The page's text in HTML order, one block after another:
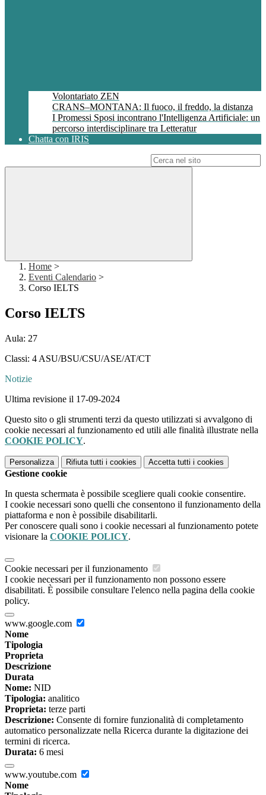
Volontariato ZEN
CRANS–MONTANA: Il fuoco, il freddo, la distanza
I Promessi Sposi incontrano l'Intelligenza Artificiale: un
percorso interdisciplinare tra Letteratur
Chatta con IRIS
Home >
Eventi Calendario >
Corso IELTS
Corso IELTS
Aula: 27
Classi: 4 ASU/BSU/CSU/ASE/AT/CT
Notizie
Ultima revisione il 17-09-2024
Questo sito o gli strumenti terzi da questo utilizzati si avvalgono di
cookie necessari al funzionamento ed utili alle finalità illustrate nella
COOKIE POLICY.
Personalizza Rifiuta tutti i cookies Accetta tutti i cookies
Gestione cookie
In questa schermata è possibile scegliere quali cookie consentire.
I cookie necessari sono quelli che consentono il funzionamento della
piattaforma e non è possibile disabilitarli.
Per conoscere quali sono i cookie necessari al funzionamento potete
visionare la COOKIE POLICY.
Cookie necessari per il funzionamento
I cookie necessari per il funzionamento non possono essere
disabilitati. È possibile consultare l'elenco nella pagina della cookie
policy.
www.google.com
Nome
Tipologia
Proprieta
Descrizione
Durata
Nome: NID
Tipologia: analitico
Proprieta: terze parti
Descrizione: Consente di fornire funzionalità di completamento
automatico personalizzate nella Ricerca durante la digitazione dei
termini di ricerca.
Durata: 6 mesi
www.youtube.com
Nome